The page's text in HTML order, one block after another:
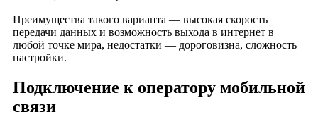
деревня Яковлевская
деревня Дегонка
деревня Борец
деревня Казакеевка
деревня Новоселки
Преимущества такого варианта — высокая скорость
передачи данных и возможность выхода в интернет в
любой точке мира, недостатки — дороговизна, сложность
настройки.
Подключение к оператору мобильной
связи